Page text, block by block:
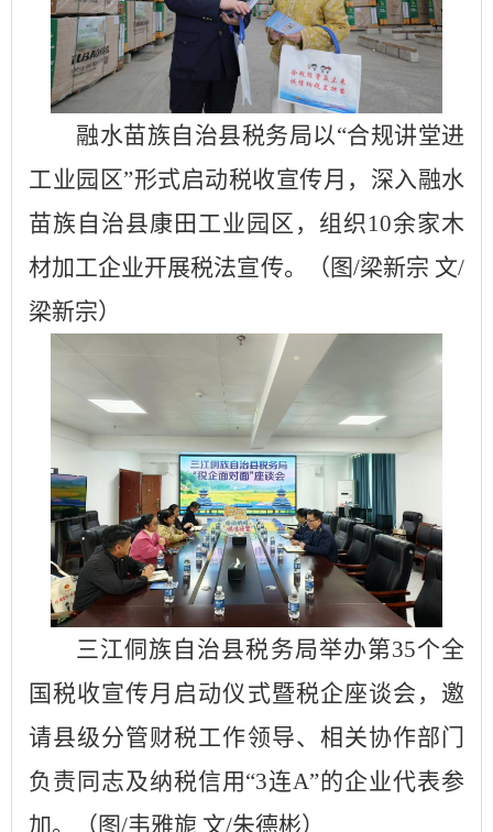
融水苗族自治县税务局以“合规讲堂进
工业园区”形式启动税收宣传月 ，深入融水
苗族自治县康田工业园区，组织 10余家木
材加工企业开展税法宣传。
（图/梁新宗 文/
梁新宗）
三江侗族自治县税务局举办第35个全
国税收宣传月启动仪式暨税企座谈会，邀
请县级分管财税工作领导、相关协作部门
负责同志及纳税信用 “3连A”的企业代表参
加。 （图/韦雅旎 文/朱德彬）